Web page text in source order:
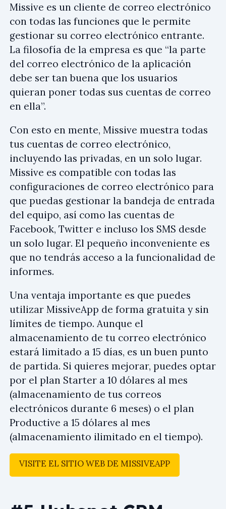
Missive es un cliente de correo electrónico
con todas las funciones que le permite
gestionar su correo electrónico entrante.
La filosofía de la empresa es que “la parte
del correo electrónico de la aplicación
debe ser tan buena que los usuarios
quieran poner todas sus cuentas de correo
en ella”.
Con esto en mente, Missive muestra todas
tus cuentas de correo electrónico,
incluyendo las privadas, en un solo lugar.
Missive es compatible con todas las
configuraciones de correo electrónico para
que puedas gestionar la bandeja de entrada
del equipo, así como las cuentas de
Facebook, Twitter e incluso los SMS desde
un solo lugar. El pequeño inconveniente es
que no tendrás acceso a la funcionalidad de
informes.
Una ventaja importante es que puedes
utilizar MissiveApp de forma gratuita y sin
límites de tiempo. Aunque el
almacenamiento de tu correo electrónico
estará limitado a 15 días, es un buen punto
de partida. Si quieres mejorar, puedes optar
por el plan Starter a 10 dólares al mes
(almacenamiento de tus correos
electrónicos durante 6 meses) o el plan
Productive a 15 dólares al mes
(almacenamiento ilimitado en el tiempo).
VISITE EL SITIO WEB DE MISSIVEAPP